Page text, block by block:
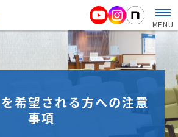
MENU
希望される方への注意
事項